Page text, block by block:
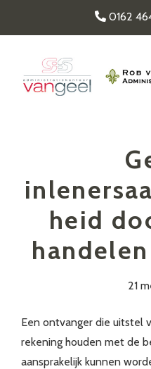
hoofd
inhoud
0162
Van Geel &
heid
21
Een ontvanger die uitstel
rekening houden met de
aansprakelijk kunnen